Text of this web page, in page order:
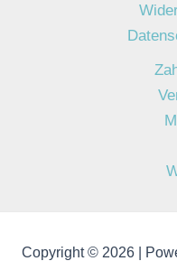
Copyright © 2026 |